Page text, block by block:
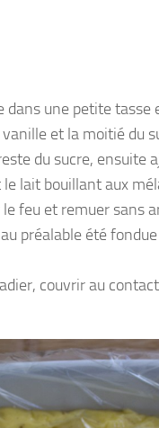
une petite tasse
et la moitié du
du sucre, ensuite
lait bouillant aux
feu et remuer sans
préalable été
couvrir au